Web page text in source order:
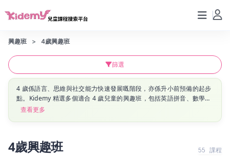
興趣班 4歲興趣班
篩選
4 歲係語言、思維與社交能力快速發展嘅階段，亦係升小前預備的起步
點。Kidemy 精選多個適合 4 歲兒童的興趣班，包括英語拼音、數學感
訓練、運動與升小面試技巧課程，幫助孩子有系統咁進入幼小銜接階
查看更多
4歲興趣班 55 課程